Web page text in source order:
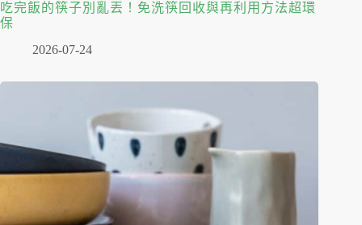
吃完飯的筷子別亂丟！免洗筷回收與再利用方法超環
保
2026-07-24